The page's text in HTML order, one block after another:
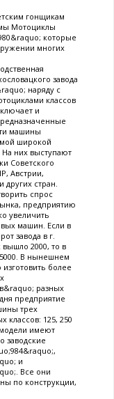
гонщикам
Мотоциклы
которые
многих
завода
наряду с
классов
и
машины
широкой
На них выступают
Советского
Австрии,
других стран.
спрос
предприятию
увеличить
машин. Если в
завода в г.
вышло 2000, то в
В нынешнем
более
разных
предприятие
трех
классов: 125, 250
имеют
заводские
и
Все они
по конструкции,